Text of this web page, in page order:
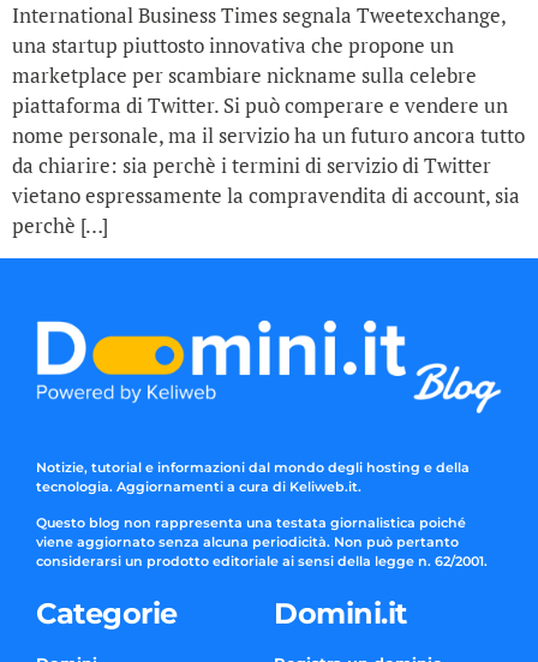
International Business Times segnala Tweetexchange,
una startup piuttosto innovativa che propone un
marketplace per scambiare nickname sulla celebre
piattaforma di Twitter. Si può comperare e vendere un
nome personale, ma il servizio ha un futuro ancora tutto
da chiarire: sia perchè i termini di servizio di Twitter
vietano espressamente la compravendita di account, sia
perchè […]
Notizie, tutorial e informazioni dal mondo degli hosting e della
tecnologia. Aggiornamenti a cura di Keliweb.it.
Questo blog non rappresenta una testata giornalistica poiché
viene aggiornato senza alcuna periodicità. Non può pertanto
considerarsi un prodotto editoriale ai sensi della legge n. 62/2001.
Categorie Domini.it